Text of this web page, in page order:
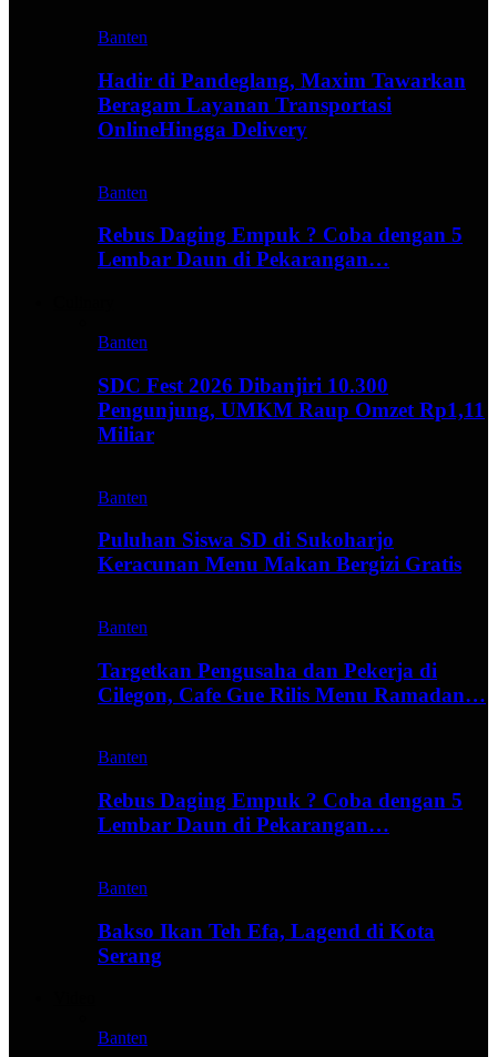
Banten
Hadir di Pandeglang, Maxim Tawarkan
Beragam Layanan Transportasi
OnlineHingga Delivery
Banten
Rebus Daging Empuk ? Coba dengan 5
Lembar Daun di Pekarangan…
Banten
SDC Fest 2026 Dibanjiri 10.300
Pengunjung, UMKM Raup Omzet Rp1,11
Miliar
Banten
Puluhan Siswa SD di Sukoharjo
Keracunan Menu Makan Bergizi Gratis
Banten
Targetkan Pengusaha dan Pekerja di
Cilegon, Cafe Gue Rilis Menu Ramadan…
Banten
Rebus Daging Empuk ? Coba dengan 5
Lembar Daun di Pekarangan…
Banten
Bakso Ikan Teh Efa, Lagend di Kota
Serang
Banten